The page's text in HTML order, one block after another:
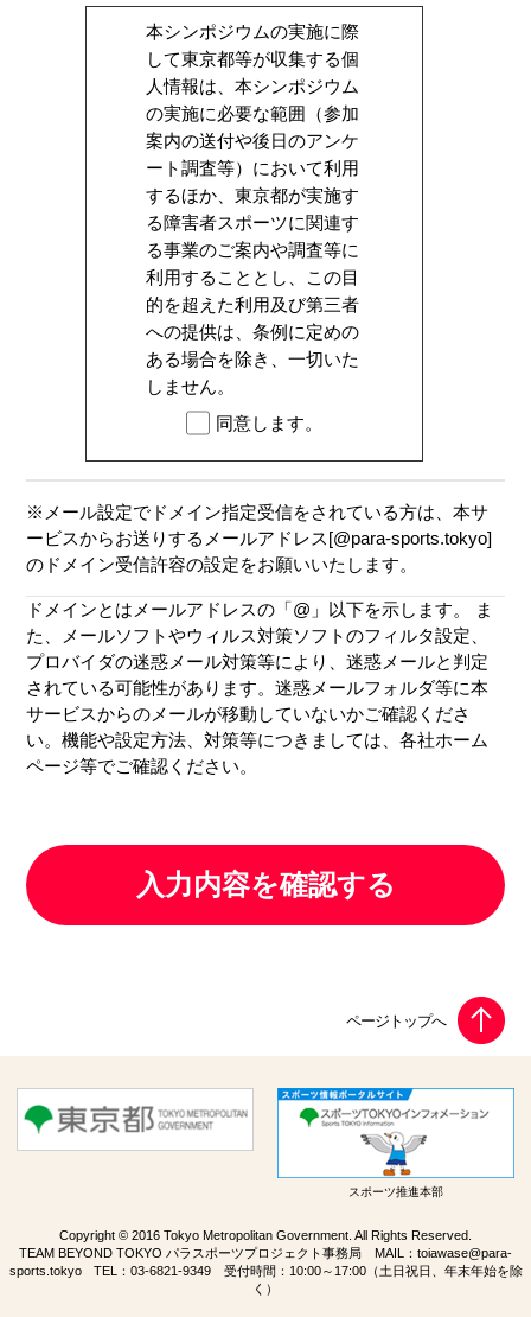
本シンポジウムの実施に際
して東京都等が収集する個
人情報は、本シンポジウム
の実施に必要な範囲（参加
案内の送付や後日のアンケ
ート調査等）において利用
するほか、東京都が実施す
る障害者スポーツに関連す
る事業のご案内や調査等に
利用することとし、この目
的を超えた利用及び第三者
への提供は、条例に定めの
ある場合を除き、一切いた
しません。
同意します。
※メール設定でドメイン指定受信をされている方は、本サ
ービスからお送りするメールアドレス[@para-sports.tokyo]
のドメイン受信許容の設定をお願いいたします。
ドメインとはメールアドレスの「@」以下を示します。 ま
た、メールソフトやウィルス対策ソフトのフィルタ設定、
プロバイダの迷惑メール対策等により、迷惑メールと判定
されている可能性があります。迷惑メールフォルダ等に本
サービスからのメールが移動していないかご確認くださ
い。機能や設定方法、対策等につきましては、各社ホーム
ページ等でご確認ください。
スポーツ推進本部
Copyright © 2016 Tokyo Metropolitan Government. All Rights Reserved.
TEAM BEYOND TOKYO パラスポーツプロジェクト事務局 MAIL： toiawase@para-
sports.tokyoTEL： 03-6821-9349受付時間：10:00～17:00（土日祝日、年末年始を除
く）